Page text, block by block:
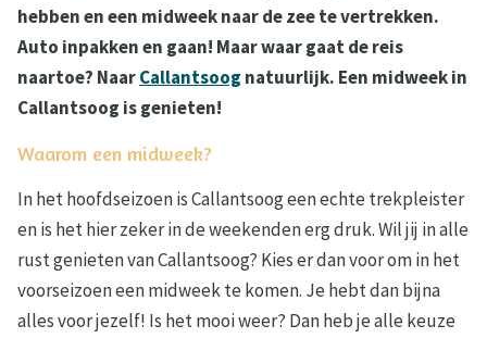
hebben en een midweek naar de zee te vertrekken.
Auto inpakken en gaan! Maar waar gaat de reis
naartoe? NaarCallantsoog natuurlijk. Een midweek in
Callantsoog is genieten!
Waarom een midweek?
In het hoofdseizoen is Callantsoog een echte trekpleister
en is het hier zeker in de weekenden erg druk. Wil jij in alle
rust genieten van Callantsoog? Kies er dan voor om in het
voorseizoen een midweek te komen. Je hebt dan bijna
alles voor jezelf! Is het mooi weer? Dan heb je alle keuze